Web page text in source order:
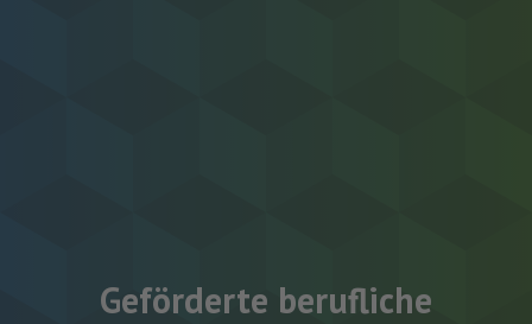
Geförderte berufliche